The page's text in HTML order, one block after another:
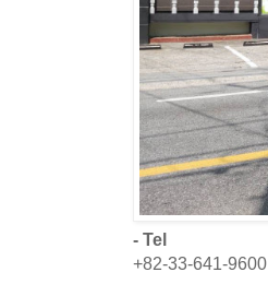
- Tel
+82-33-641-9600